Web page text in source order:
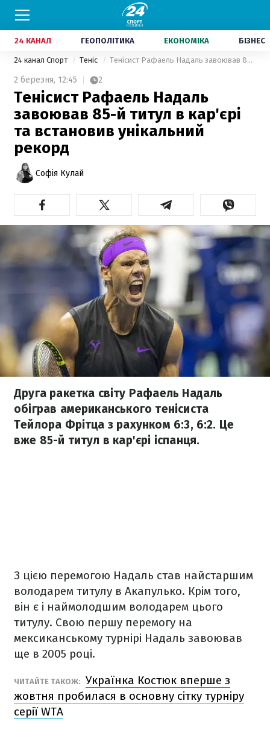
24 КАНАЛ ГЕОПОЛІТИКА ЕКОНОМІКА БІЗНЕС
24 канал Спорт Теніс Тенісист Рафаель Надаль завоював 85-й титул в кар'єрі та встановив унікальний рекорд
2 березня, 12:45 2
Тенісист Рафаель Надаль
завоював 85-й титул в кар'єрі
та встановив унікальний
рекорд
Софія Кулай
Друга ракетка світу Рафаель Надаль
обіграв американського тенісиста
Тейлора Фрітца з рахунком 6:3, 6:2. Це
вже 85-й титул в кар'єрі іспанця.
З цією перемогою Надаль став найстаршим
володарем титулу в Акапулько. Крім того,
він є і наймолодшим володарем цього
титулу. Свою першу перемогу на
мексиканському турнірі Надаль завоював
ще в 2005 році.
ЧИТАЙТЕ ТАКОЖ: Українка Костюк вперше з
жовтня пробилася в основну сітку турніру
серії WTA